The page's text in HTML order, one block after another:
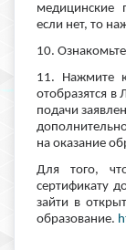
медицинские
если нет, то
10.
11. Нажмите
отобразятся в
подачи
на оказание
Для того,
сертификату
зайти в
образование.